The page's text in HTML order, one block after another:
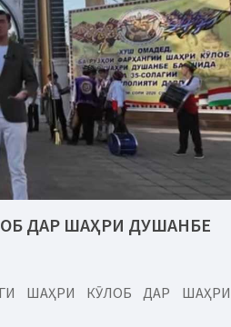
ДАР ШАҲРИ ДУШАНБЕ
ШАҲРИ КӮЛОБ ДАР ШАҲРИ